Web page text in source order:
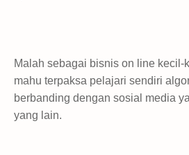
Malah sebagai bisnis on line kecil-
mahu terpaksa pelajari sendiri
berbanding dengan sosial media
yang lain.